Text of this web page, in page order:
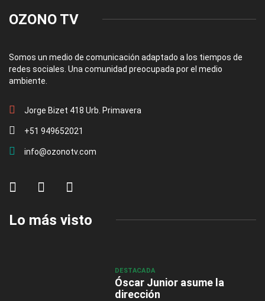
OZONO TV
Somos un medio de comunicación adaptado a los tiempos de
redes sociales. Una comunidad preocupada por el medio
ambiente.
Jorge Bizet 418 Urb. Primavera
+51 949652021
info@ozonotv.com
Lo más visto
DESTACADA
Óscar Junior asume la
dirección